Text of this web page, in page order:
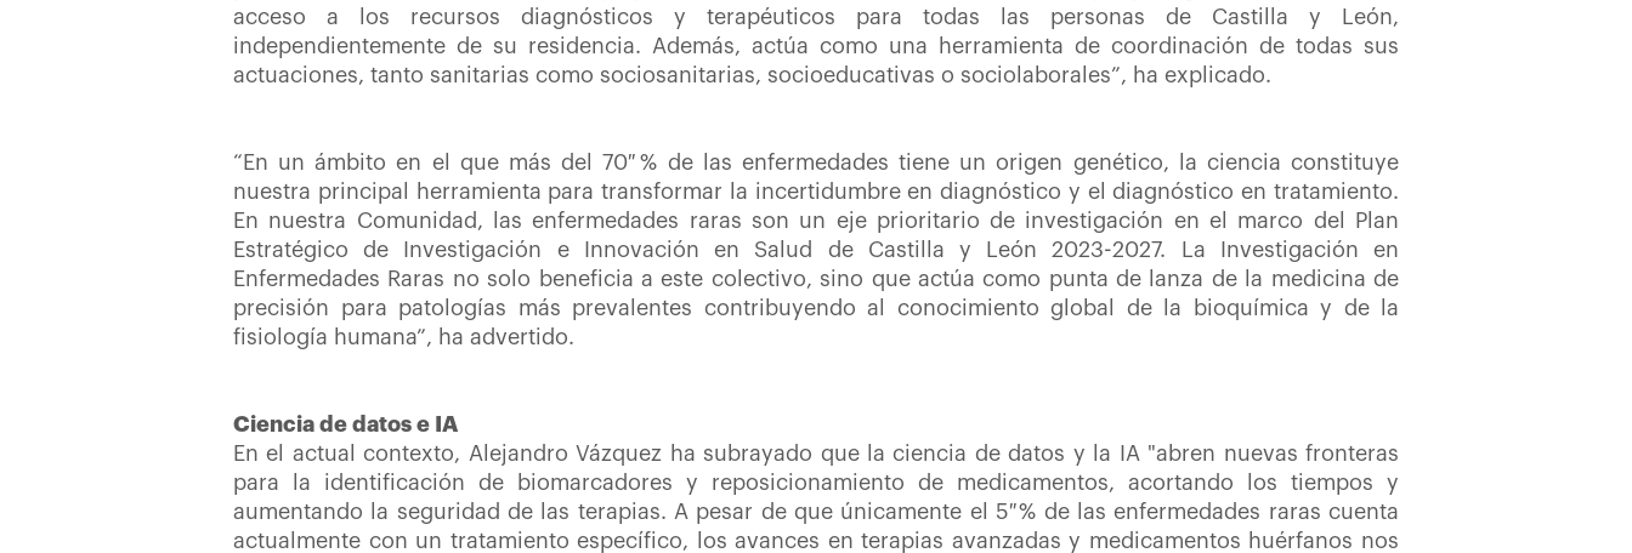
acceso a los recursos diagnósticos y terapéuticos para todas las personas de Castilla y León,
independientemente de su residencia. Además, actúa como una herramienta de coordinación de todas sus
actuaciones, tanto sanitarias como sociosanitarias, socioeducativas o sociolaborales”, ha explicado.
“En un ámbito en el que más del 70 % de las enfermedades tiene un origen genético, la ciencia constituye
nuestra principal herramienta para transformar la incertidumbre en diagnóstico y el diagnóstico en tratamiento.
En nuestra Comunidad, las enfermedades raras son un eje prioritario de investigación en el marco del Plan
Estratégico de Investigación e Innovación en Salud de Castilla y León 2023-2027. La Investigación en
Enfermedades Raras no solo beneficia a este colectivo, sino que actúa como punta de lanza de la medicina de
precisión para patologías más prevalentes contribuyendo al conocimiento global de la bioquímica y de la
fisiología humana”, ha advertido.
Ciencia de datos e IA
En el actual contexto, Alejandro Vázquez ha subrayado que la ciencia de datos y la IA "abren nuevas fronteras
para la identificación de biomarcadores y reposicionamiento de medicamentos, acortando los tiempos y
aumentando la seguridad de las terapias. A pesar de que únicamente el 5 % de las enfermedades raras cuenta
actualmente con un tratamiento específico, los avances en terapias avanzadas y medicamentos huérfanos nos